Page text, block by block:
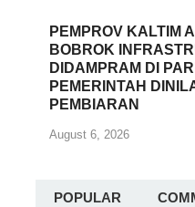
PEMPROV KALTIM
BOBROK
DIDAMPRAM DI
PEMERINTAH
PEMBIARAN
August 6, 2026
POPULAR